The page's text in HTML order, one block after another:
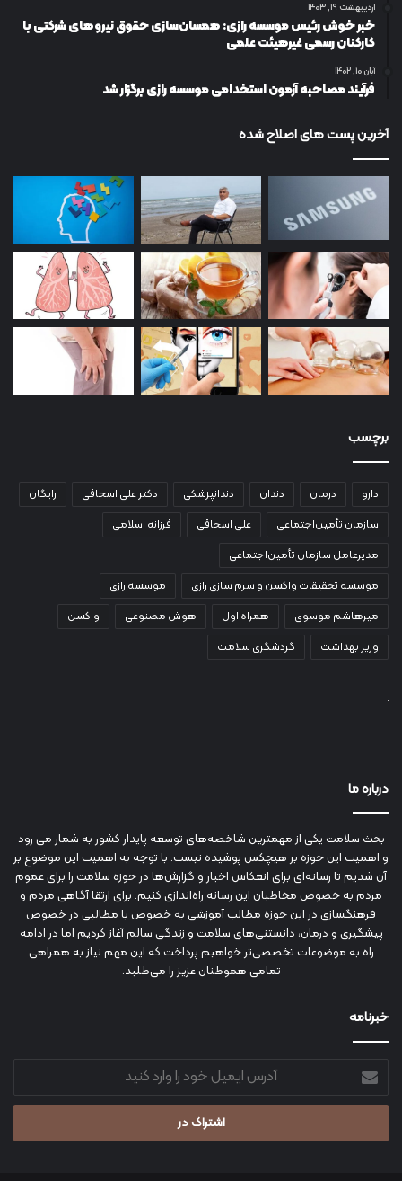
اردیبهشت ۱۹, ۱۴۰۳
خبر خوش رئیس موسسه رازی: همسان‌سازی حقوق نیروهای شرکتی با
کارکنان رسمی غیرهیئت علمی
آبان ۱۰, ۱۴۰۲
فرآیند مصاحبه آزمون استخدامی موسسه رازی برگزار شد
آخرین پست های اصلاح شده
برچسب
دارو درمان دندان دندانپزشکی دکتر علی اسحاقی
رایگان
سازمان تأمین‌اجتماعی
علی اسحاقی
فرزانه اسلامی
مدیرعامل سازمان تأمین‌اجتماعی
موسسه تحقیقات واکسن و سرم سازی رازی
موسسه رازی
میرهاشم موسوی
همراه اول هوش مصنوعی
واکسن
وزیر بهداشت
گردشگری سلامت
درباره ما
بحث سلامت یکی از مهمترین شاخصه‌های توسعه پایدار کشور به شمار می رود
و اهمیت این حوزه بر هیچکس پوشیده نیست. با توجه به اهمیت این موضوع بر
آن شدیم تا رسانه‌ای برای انعکاس اخبار و گزارش‌ها در حوزه سلامت را برای عموم
مردم به خصوص مخاطبان این رسانه راه‌اندازی کنیم. برای ارتقا آگاهی مردم و
فرهنگسازی در این حوزه مطالب آموزشی به خصوص با مطالبی در خصوص
پیشگیری و درمان، دانستنی‌های سلامت و زندگی سالم آغاز کردیم اما در ادامه
راه به موضوعات تخصصی‌تر خواهیم پرداخت که این مهم نیاز به همراهی
تمامی هموطنان عزیز را می‌طلبد.
خبرنامه
آدرس
ایمیل
خود
وارد